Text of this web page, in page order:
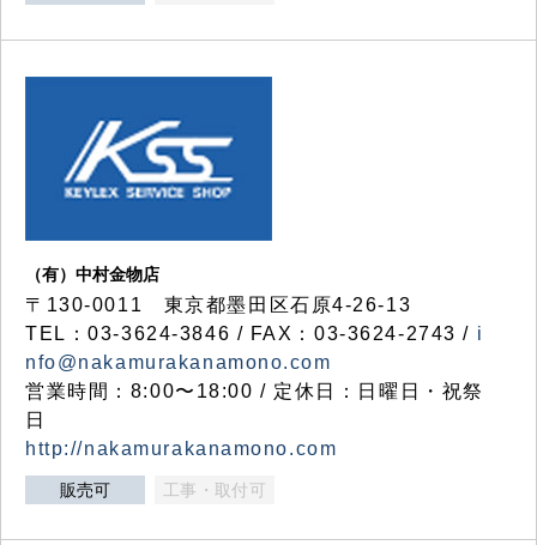
（有）中村金物店
〒130-0011 東京都墨田区石原4-26-13
TEL：03-3624-3846 / FAX：03-3624-2743 / i
nfo@nakamurakanamono.com
営業時間：8:00〜18:00 / 定休日：日曜日・祝祭
日
http://nakamurakanamono.com
販売可 工事・取付可